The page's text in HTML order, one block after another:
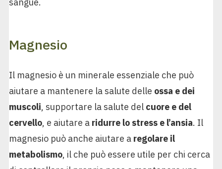
Magnesio
Il magnesio è un minerale essenziale che può
aiutare a mantenere la salute delle ossa e dei
muscoli, supportare la salute del cuore e del
cervello, e aiutare a ridurre lo stress e l’ansia. Il
magnesio può anche aiutare a regolare il
metabolismo, il che può essere utile per chi cerca